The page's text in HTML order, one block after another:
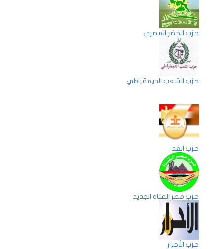
حزب الخضر المصرى
حزب الشعب الديمقراطي
حزب الغد
حزب مصر الفتاة الجديد
حزب الأحرار